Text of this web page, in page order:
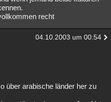
recht
04.10.2003 um 00:54
über arabische länder her zu